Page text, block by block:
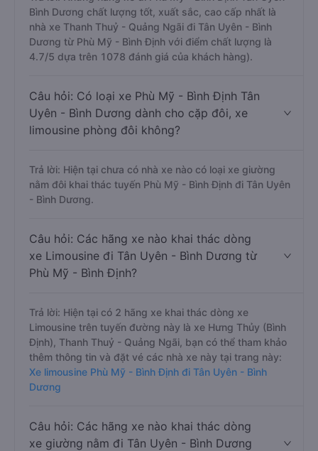
Bình Dương chất lượng tốt, xuất sắc, cao cấp nhất là
nhà xe Thanh Thuỷ - Quảng Ngãi đi Tân Uyên - Bình
Dương từ Phù Mỹ - Bình Định với điểm chất lượng là
4.7/5 dựa trên 1078 đánh giá của khách hàng).
Câu hỏi: Có loại xe Phù Mỹ - Bình Định Tân
Uyên - Bình Dương dành cho cặp đôi, xe
limousine phòng đôi không?
Trả lời: Hiện tại chưa có nhà xe nào có loại xe giường
nằm đôi khai thác tuyến Phù Mỹ - Bình Định đi Tân Uyên
- Bình Dương.
Câu hỏi: Các hãng xe nào khai thác dòng
xe Limousine đi Tân Uyên - Bình Dương từ
Phù Mỹ - Bình Định?
Trả lời: Hiện tại có 2 hãng xe khai thác dòng xe
Limousine trên tuyến đường này là xe Hưng Thủy (Bình
Định), Thanh Thuỷ - Quảng Ngãi, bạn có thể tham khảo
thêm thông tin và đặt vé các nhà xe này tại trang này:
Xe limousine Phù Mỹ - Bình Định đi Tân Uyên - Bình
Dương
Câu hỏi: Các hãng xe nào khai thác dòng
xe giường nằm đi Tân Uyên - Bình Dương